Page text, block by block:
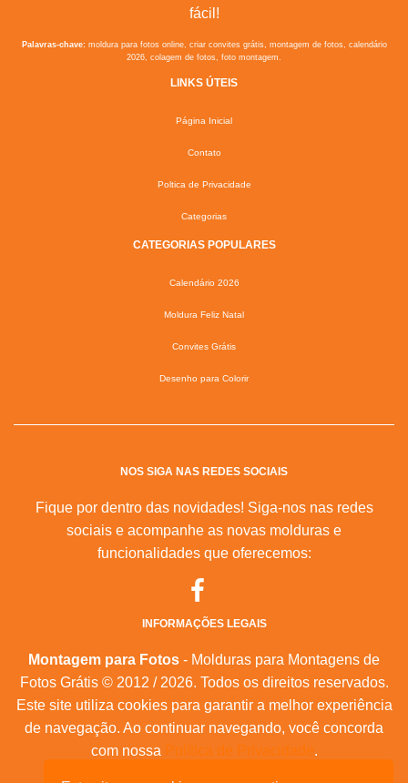
fácil!
Palavras-chave:moldura para fotos online, criar convites grátis, montagem de fotos, calendário
2026, colagem de fotos, foto montagem.
LINKS ÚTEIS
Página Inicial
Contato
Poltica de Privacidade
Categorias
CATEGORIAS POPULARES
Calendário 2026
Moldura Feliz Natal
Convites Grátis
Desenho para Colorir
NOS SIGA NAS REDES SOCIAIS
Fique por dentro das novidades! Siga-nos nas redes
sociais e acompanhe as novas molduras e
funcionalidades que oferecemos:
INFORMAÇÕES LEGAIS
Montagem para Fotos - Molduras para Montagens de
Fotos Grátis © 2012 / 2026. Todos os direitos reservados.
Este site utiliza cookies para garantir a melhor experiência
de navegação. Ao continuar navegando, você concorda
com nossa Política de Privacidade.